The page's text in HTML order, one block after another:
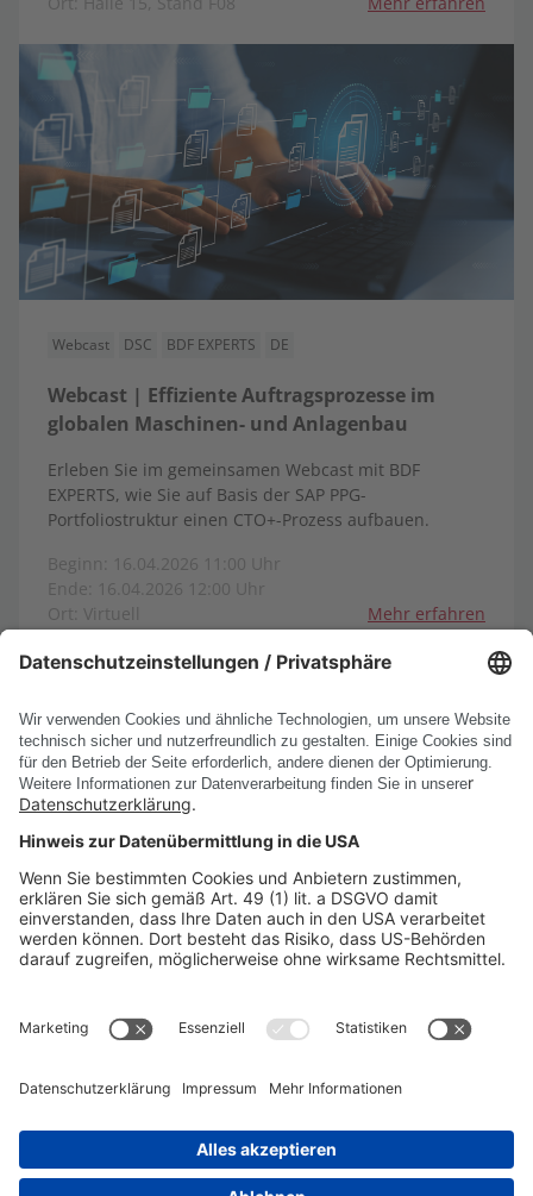
Webcast DSC BDF EXPERTS DE
Webcast | Effiziente Auftragsprozesse im
globalen Maschinen- und Anlagenbau
Erleben Sie im gemeinsamen Webcast mit BDF
EXPERTS, wie Sie auf Basis der SAP PPG-
Portfoliostruktur einen CTO+-Prozess aufbauen.
Beginn: 16.04.2026 11:00 Uhr
Ende: 16.04.2026 12:00 Uhr
Ort: Virtuell
Mehr erfahren
1-8 1 2 3 4 5 6 7 < >
RECHTLICHE INFORMATIONEN